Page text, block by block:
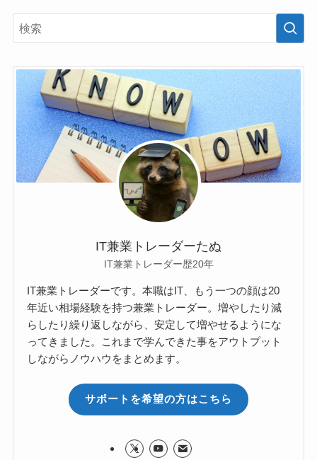
IT兼業トレーダーたぬ
IT兼業トレーダー歴20年
IT兼業トレーダーです。本職はIT、もう一つの顔は20
年近い相場経験を持つ兼業トレーダー。増やしたり減
らしたり繰り返しながら、安定して増やせるようにな
ってきました。これまで学んできた事をアウトプット
しながらノウハウをまとめます。
サポートを希望の方はこちら